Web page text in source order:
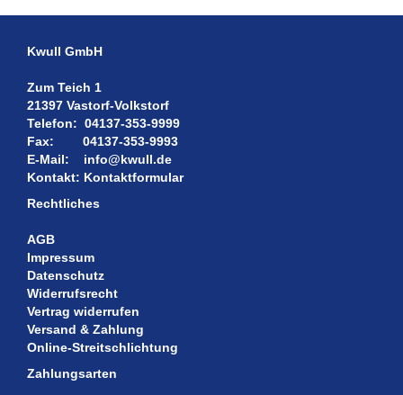
Kwull GmbH
Zum Teich 1
21397 Vastorf-Volkstorf
Telefon: 04137-353-9999
Fax: 04137-353-9993
E-Mail:
info@kwull.de
Kontakt: Kontaktformular
Rechtliches
AGB
Impressum
Datenschutz
Widerrufsrecht
Vertrag widerrufen
Versand & Zahlung
Online-Streitschlichtung
Zahlungsarten